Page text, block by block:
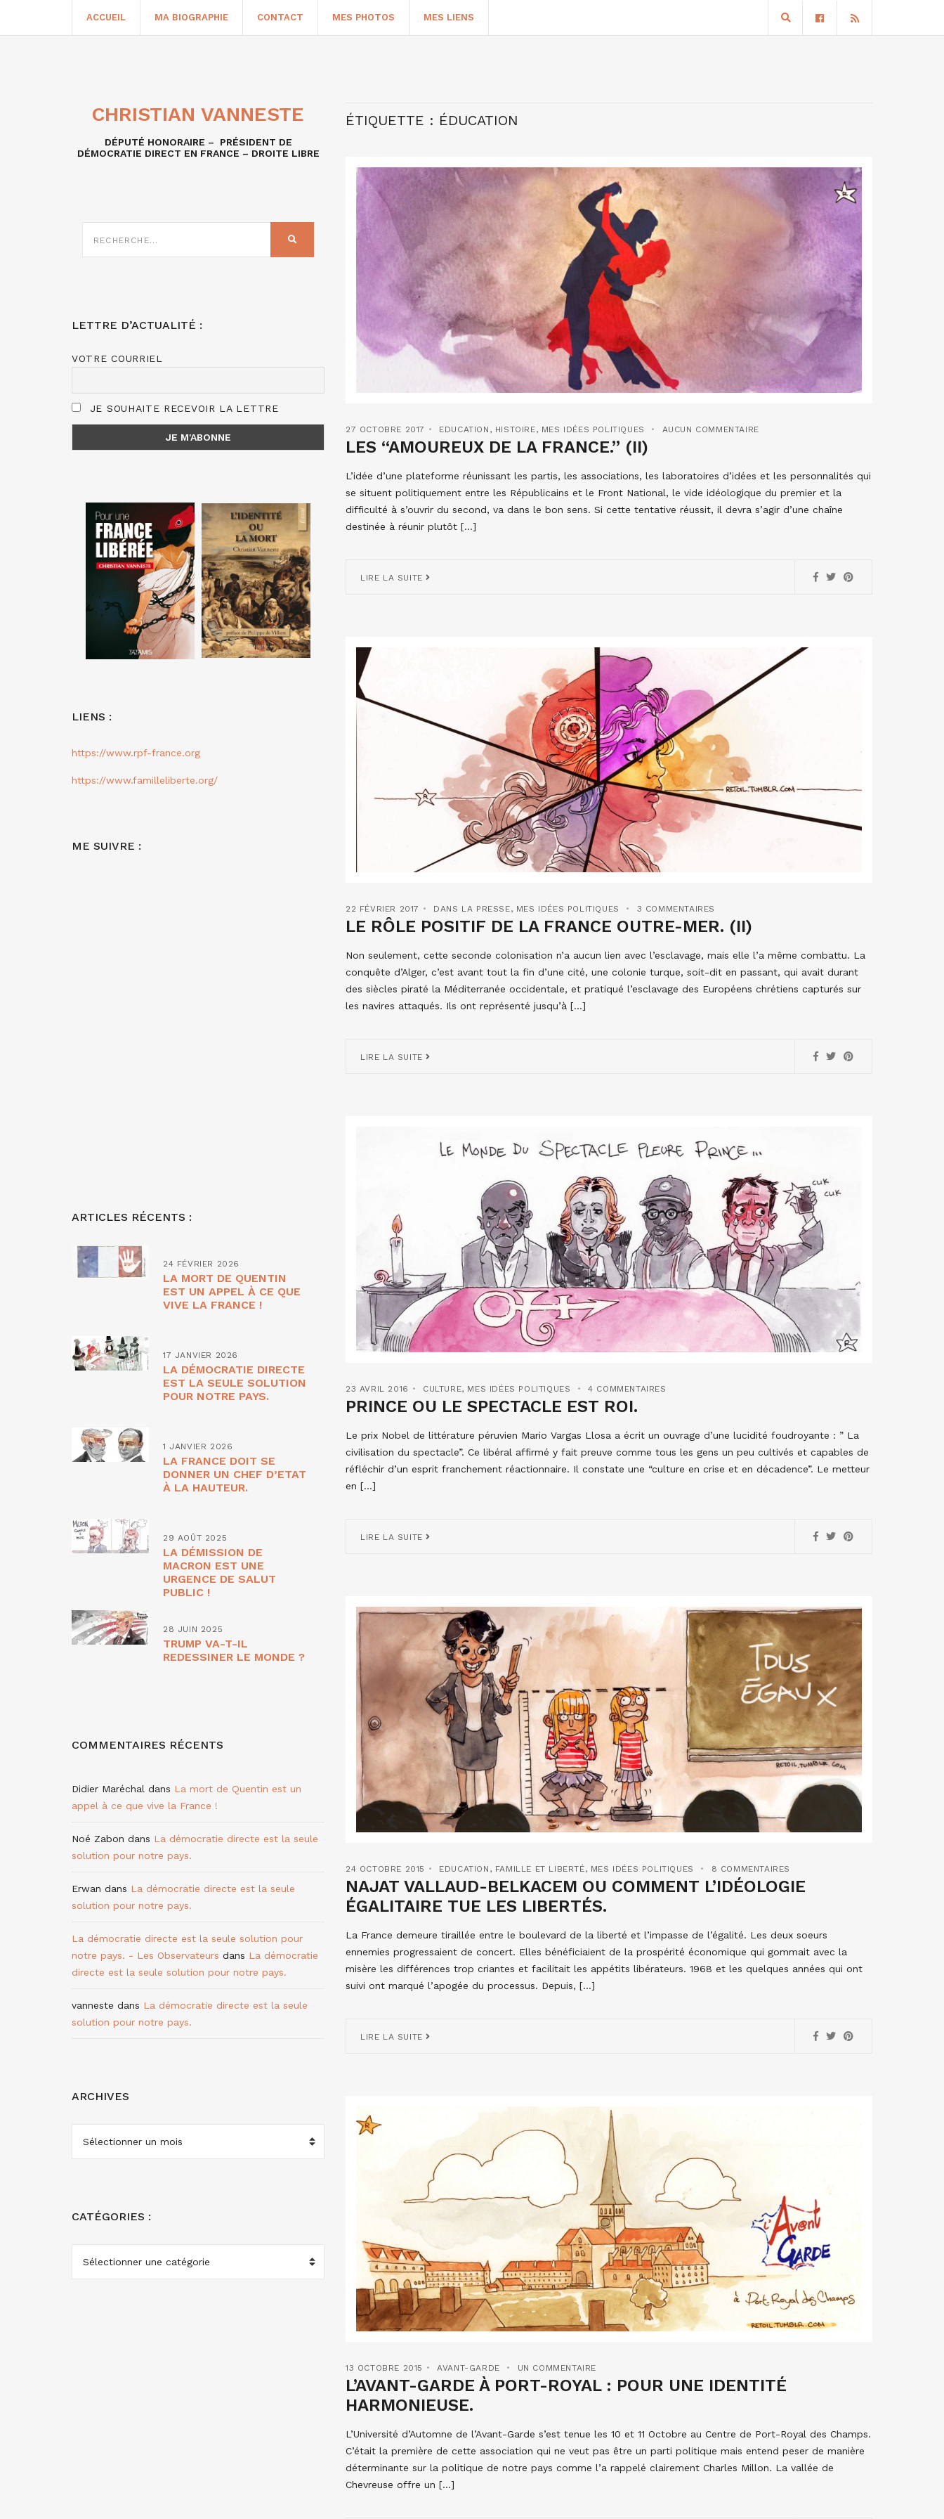
ACCUEIL MA BIOGRAPHIE CONTACT MES PHOTOS MES LIENS
ÉTIQUETTE : ÉDUCATION
27 OCTOBRE 2017 EDUCATION , HISTOIRE, MES IDÉES POLITIQUES AUCUN COMMENTAIRE
LES “AMOUREUX DE LA FRANCE.” (II)
L’idée d’une plateforme réunissant les partis, les associations, les laboratoires d’idées et les personnalités qui
se situent politiquement entre les Républicains et le Front National, le vide idéologique du premier et la
difficulté à s’ouvrir du second, va dans le bon sens. Si cette tentative réussit, il devra s’agir d’une chaîne
destinée à réunir plutôt […]
LIRE LA SUITE
22 FÉVRIER 2017 DANS LA PRESSE, MES IDÉES POLITIQUES 3 COMMENTAIRES
LE RÔLE POSITIF DE LA FRANCE OUTRE-MER. (II)
Non seulement, cette seconde colonisation n’a aucun lien avec l’esclavage, mais elle l’a même combattu. La
conquête d’Alger, c’est avant tout la fin d’une cité, une colonie turque, soit-dit en passant, qui avait durant
des siècles piraté la Méditerranée occidentale, et pratiqué l’esclavage des Européens chrétiens capturés sur
les navires attaqués. Ils ont représenté jusqu’à […]
LIRE LA SUITE
23 AVRIL 2016 CULTURE, MES IDÉES POLITIQUES 4 COMMENTAIRES
PRINCE OU LE SPECTACLE EST ROI.
Le prix Nobel de littérature péruvien Mario Vargas Llosa a écrit un ouvrage d’une lucidité foudroyante : ” La
civilisation du spectacle”. Ce libéral affirmé y fait preuve comme tous les gens un peu cultivés et capables de
réfléchir d’un esprit franchement réactionnaire. Il constate une “culture en crise et en décadence”. Le metteur
en […]
LIRE LA SUITE
24 OCTOBRE 2015 EDUCATION , FAMILLE ET LIBERTÉ, MES IDÉES POLITIQUES 8 COMMENTAIRES
NAJAT VALLAUD-BELKACEM OU COMMENT L’IDÉOLOGIE
ÉGALITAIRE TUE LES LIBERTÉS.
La France demeure tiraillée entre le boulevard de la liberté et l’impasse de l’égalité. Les deux soeurs
ennemies progressaient de concert. Elles bénéficiaient de la prospérité économique qui gommait avec la
misère les différences trop criantes et facilitait les appétits libérateurs. 1968 et les quelques années qui ont
suivi ont marqué l’apogée du processus. Depuis, […]
LIRE LA SUITE
13 OCTOBRE 2015 AVANT-GARDE UN COMMENTAIRE
L’AVANT-GARDE À PORT-ROYAL : POUR UNE IDENTITÉ
HARMONIEUSE.
L’Université d’Automne de l’Avant-Garde s’est tenue les 10 et 11 Octobre au Centre de Port-Royal des Champs.
C’était la première de cette association qui ne veut pas être un parti politique mais entend peser de manière
déterminante sur la politique de notre pays comme l’a rappelé clairement Charles Millon. La vallée de
Chevreuse offre un […]
CHRISTIAN VANNESTE
DÉPUTÉ HONORAIRE – PRÉSIDENT DE
DÉMOCRATIE DIRECT EN FRANCE – DROITE LIBRE
SUR
LETTRE D’ACTUALITÉ :
VOTRE COURRIEL
JE SOUHAITE RECEVOIR LA LETTRE
LIENS :
https://www.rpf-france.org
https://www.familleliberte.org/
ME SUIVRE :
ARTICLES RÉCENTS :
24 FÉVRIER 2026
LA MORT DE QUENTIN
EST UN APPEL À CE QUE
VIVE LA FRANCE !
17 JANVIER 2026
LA DÉMOCRATIE DIRECTE
EST LA SEULE SOLUTION
POUR NOTRE PAYS.
1 JANVIER 2026
LA FRANCE DOIT SE
DONNER UN CHEF D’ETAT
À LA HAUTEUR.
29 AOÛT 2025
LA DÉMISSION DE
MACRON EST UNE
URGENCE DE SALUT
PUBLIC !
28 JUIN 2025
TRUMP VA-T-IL
REDESSINER LE MONDE ?
COMMENTAIRES RÉCENTS
Didier Maréchal dans La mort de Quentin est un
appel à ce que vive la France !
Noé Zabon dans La démocratie directe est la seule
solution pour notre pays.
Erwan dans La démocratie directe est la seule
solution pour notre pays.
La démocratie directe est la seule solution pour
notre pays. - Les Observateurs dans La démocratie
directe est la seule solution pour notre pays.
vanneste dans La démocratie directe est la seule
solution pour notre pays.
ARCHIVES
ARCHIVES
CATÉGORIES :
CATÉGORIES